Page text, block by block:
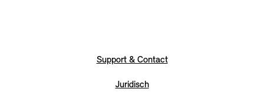
Support & Contact
Juridisch